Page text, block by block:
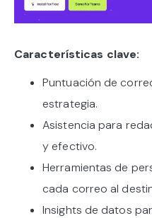
Características clave:
Puntuación de
estrategia.
Asistencia para
y efectivo.
Herramientas de
cada correo al
Insights de datos